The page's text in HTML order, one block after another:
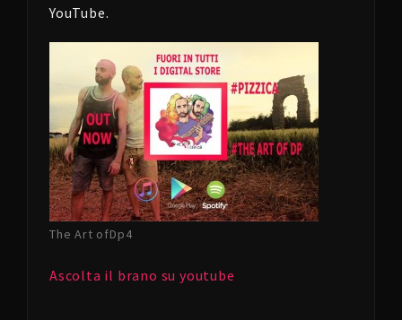
YouTube.
The Art ofDp4
Ascolta il brano su youtube